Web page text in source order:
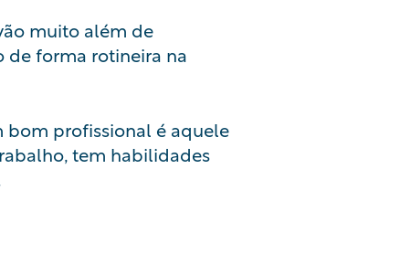
muito além de
de forma rotineira na
bom profissional é aquele
tem habilidades